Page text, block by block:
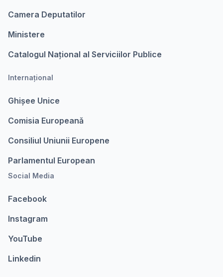
Camera Deputatilor
Ministere
Catalogul Național al Serviciilor Publice
Internațional
Ghișee Unice
Comisia Europeanǎ
Consiliul Uniunii Europene
Parlamentul European
Social Media
Facebook
Instagram
YouTube
Linkedin